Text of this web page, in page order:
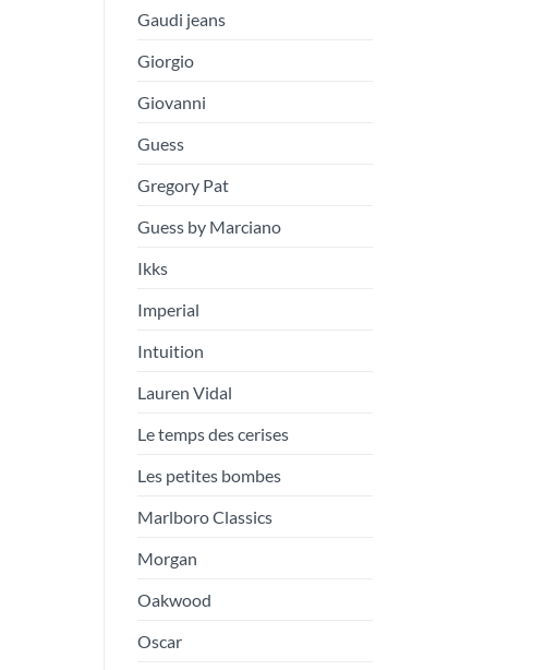
Gaudi jeans
Giorgio
Giovanni
Guess
Gregory Pat
Guess by Marciano
Ikks
Imperial
Intuition
Lauren Vidal
Le temps des cerises
Les petites bombes
Marlboro Classics
Morgan
Oakwood
Oscar